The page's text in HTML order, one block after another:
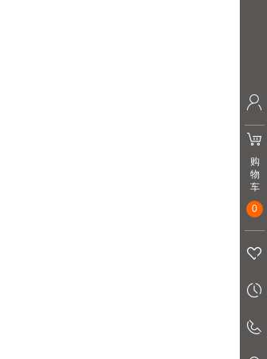
购
物
车
0